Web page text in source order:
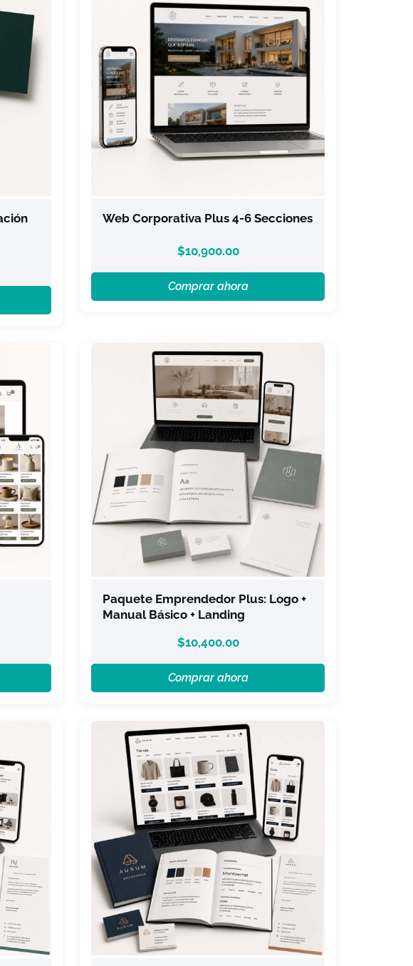
Web Corporativa Plus 4-6 Secciones
$10,900.00
Comprar ahora
Paquete Emprendedor Plus: Logo +
Manual Básico + Landing
$10,400.00
Comprar ahora